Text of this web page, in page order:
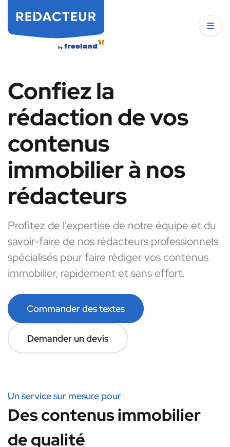
Confiez la
rédaction de vos
contenus
immobilier à nos
rédacteurs
Profitez de l'expertise de notre équipe et du
savoir-faire de nos rédacteurs professionnels
spécialisés pour faire rédiger vos contenus
immobilier, rapidement et sans effort.
Commander des textes
Demander un devis
Un service sur mesure pour
Des contenus immobilier
de qualité